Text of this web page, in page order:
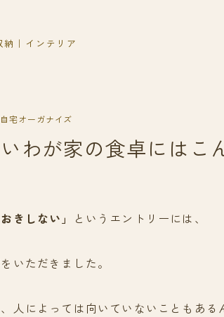
｜インテリア
自宅オーガナイズ
わが家の食卓にはこ
きしない」 というエントリーには、
いただきました。
人によっては向いていないこともある